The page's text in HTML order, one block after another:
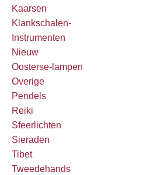
Kaarsen
Klankschalen-
Instrumenten
Nieuw
Oosterse-lampen
Overige
Pendels
Reiki
Sfeerlichten
Sieraden
Tibet
Tweedehands